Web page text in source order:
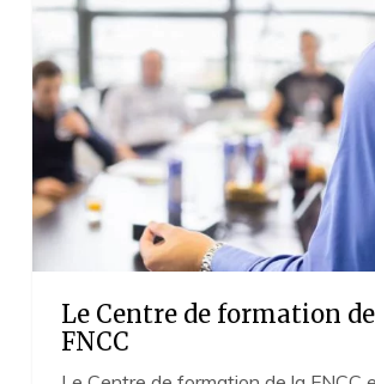
de
de
la
FNCC
Le Centre de formation
FNCC